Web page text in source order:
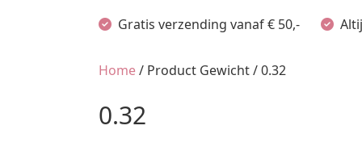
Gratis verzending vanaf € 50,-
Home/ Product Gewicht / 0.32
0.32